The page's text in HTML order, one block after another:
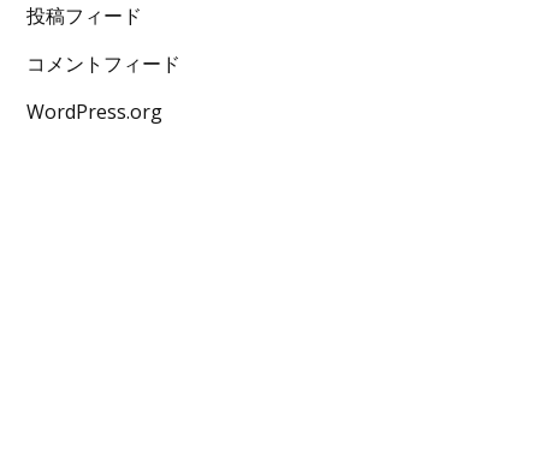
投稿フィード
コメントフィード
WordPress.org